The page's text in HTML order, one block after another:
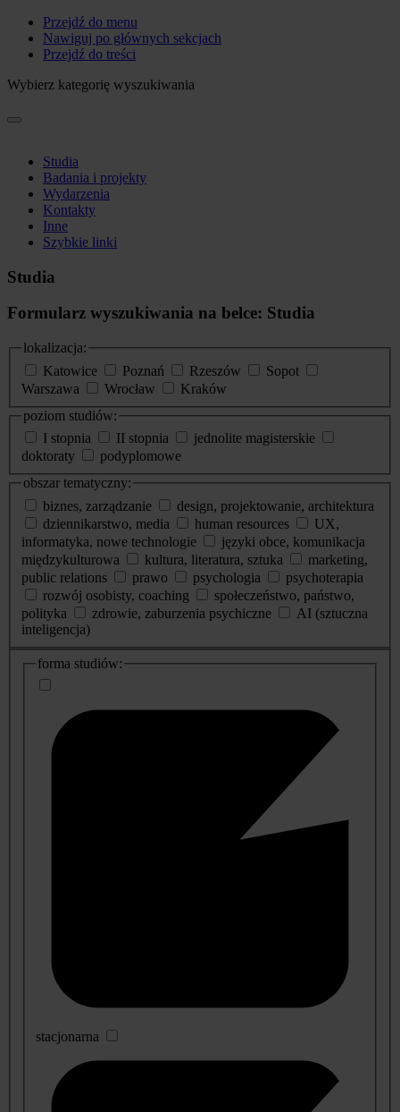
Przejdź do menu
Nawiguj po głównych sekcjach
Przejdź do treści
Wybierz kategorię wyszukiwania
Studia
Badania i projekty
Wydarzenia
Kontakty
Inne
Szybkie linki
Studia
Formularz wyszukiwania na belce: Studia
lokalizacja:
Katowice
Poznań Rzeszów
Sopot
Warszawa
Wrocław
Kraków
poziom studiów:
I stopnia
II stopnia
jednolite magisterskie
doktoraty
podyplomowe
obszar tematyczny:
biznes, zarządzanie
design, projektowanie, architektura
dziennikarstwo, media
human resources
UX,
informatyka, nowe technologie
języki obce, komunikacja
międzykulturowa
kultura, literatura, sztuka
marketing,
public relations
prawo psychologia
psychoterapia
rozwój osobisty, coaching
społeczeństwo, państwo,
polityka
zdrowie, zaburzenia psychiczne
AI (sztuczna
inteligencja)
dodatkowe
informacje
forma studiów:
stacjonarna